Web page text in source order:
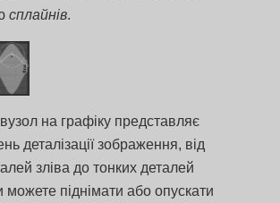
сплайнів.
на графіку представляє
деталізації зображення, від
зліва до тонких деталей
піднімати або опускати